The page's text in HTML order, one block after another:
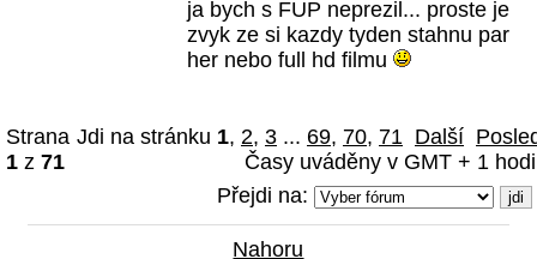
ja bych s FUP neprezil... proste je
zvyk ze si kazdy tyden stahnu par
her nebo full hd filmu
Strana
1 z 71
Jdi na stránku 1, 2, 3 ... 69, 70, 71 Další
Časy uváděny v GMT + 1
Přejdi na:
Nahoru